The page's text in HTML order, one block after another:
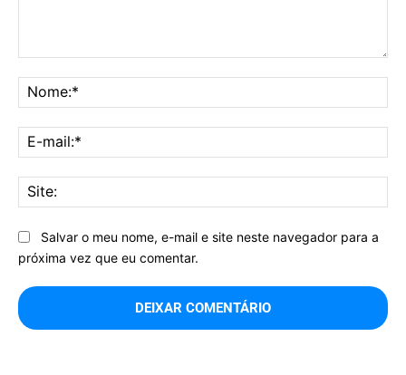
Salvar o meu nome, e-mail e site neste navegador para a
próxima vez que eu comentar.